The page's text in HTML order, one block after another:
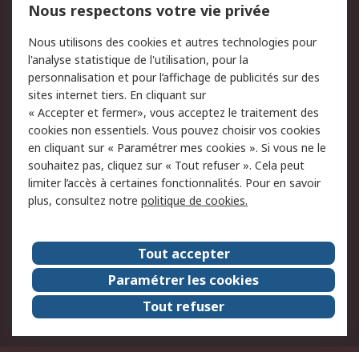
du site
Politique de protection
des données - Mise à
jour
Sécurité des E-mails
Conditions générales
de vente
Politique anti-
corruption
Campagnes marketing
A propos de RS
A propos de RS France
Evénements
Le groupe RS Group Plc
Presse
RS dans le monde
Démarche RSE
Nous rejoindre
RS Particuliers
Nous respectons votre vie privée
Nous utilisons des cookies et autres technologies pour
l'analyse statistique de l'utilisation, pour la
personnalisation et pour l’affichage de publicités sur des
sites internet tiers. En cliquant sur
« Accepter et fermer», vous acceptez le traitement des
cookies non essentiels. Vous pouvez choisir vos cookies
en cliquant sur « Paramétrer mes cookies ». Si vous ne le
souhaitez pas, cliquez sur « Tout refuser ». Cela peut
limiter l’accès à certaines fonctionnalités. Pour en savoir
plus, consultez notre politique de cookies.
Tout accepter
Paramétrer les cookies
Tout refuser